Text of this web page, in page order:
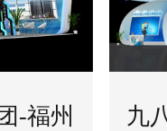
-福州 九